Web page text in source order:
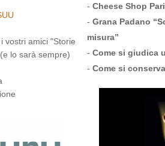
vostri amici "Storie
lo sarà sempre)
- Cheese Shop
- Grana Padano
misura”
- Come si giudica
- Come si